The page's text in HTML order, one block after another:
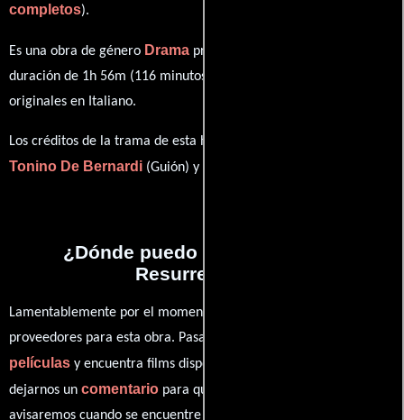
completos).
Es una obra de género Drama producida en Italia. Con una
duración de 1h 56m (116 minutos), esta película tiene diálogos
originales en Italiano.
Los créditos de la trama de esta historia están divididos entre
Tonino De Bernardi (Guión) y
¿Dónde puedo ver la películas
Resurrezione?
Lamentablemente por el momento no contamos con enlaces a
proveedores para esta obra. Pasa por nuestro catálogo de
películas y encuentra films disponibles. También puedes
dejarnos un comentario para que le demos prioridad y te
avisaremos cuando se encuentre disponible